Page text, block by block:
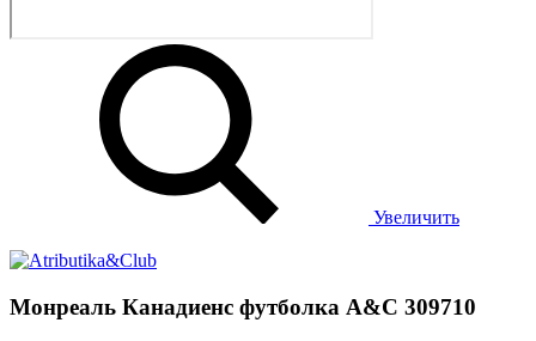
Увеличить
Монреаль Канадиенс футболка A&C 309710